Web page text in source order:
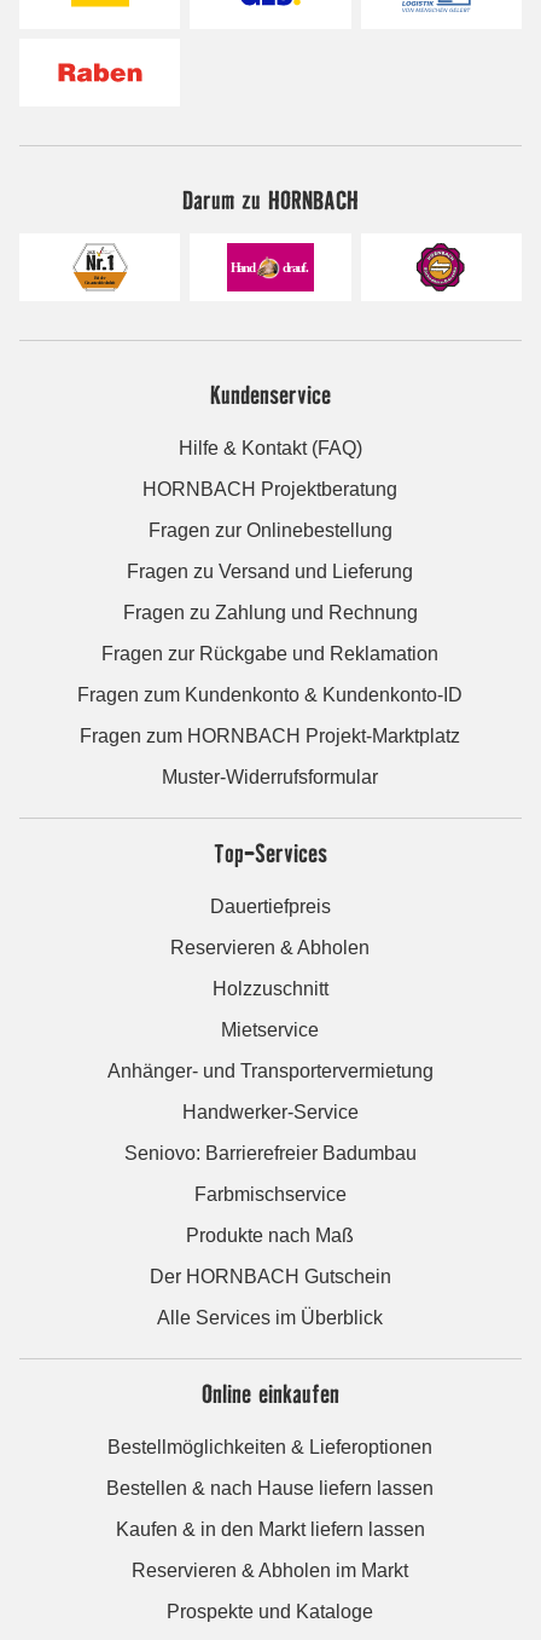
Darum zu HORNBACH
Kundenservice
Hilfe & Kontakt (FAQ)
HORNBACH Projektberatung
Fragen zur Onlinebestellung
Fragen zu Versand und Lieferung
Fragen zu Zahlung und Rechnung
Fragen zur Rückgabe und Reklamation
Fragen zum Kundenkonto & Kundenkonto-ID
Fragen zum HORNBACH Projekt-Marktplatz
Muster-Widerrufsformular
Top-Services
Dauertiefpreis
Reservieren & Abholen
Holzzuschnitt
Mietservice
Anhänger- und Transportervermietung
Handwerker-Service
Seniovo: Barrierefreier Badumbau
Farbmischservice
Produkte nach Maß
Der HORNBACH Gutschein
Alle Services im Überblick
Online einkaufen
Bestellmöglichkeiten & Lieferoptionen
Bestellen & nach Hause liefern lassen
Kaufen & in den Markt liefern lassen
Reservieren & Abholen im Markt
Prospekte und Kataloge